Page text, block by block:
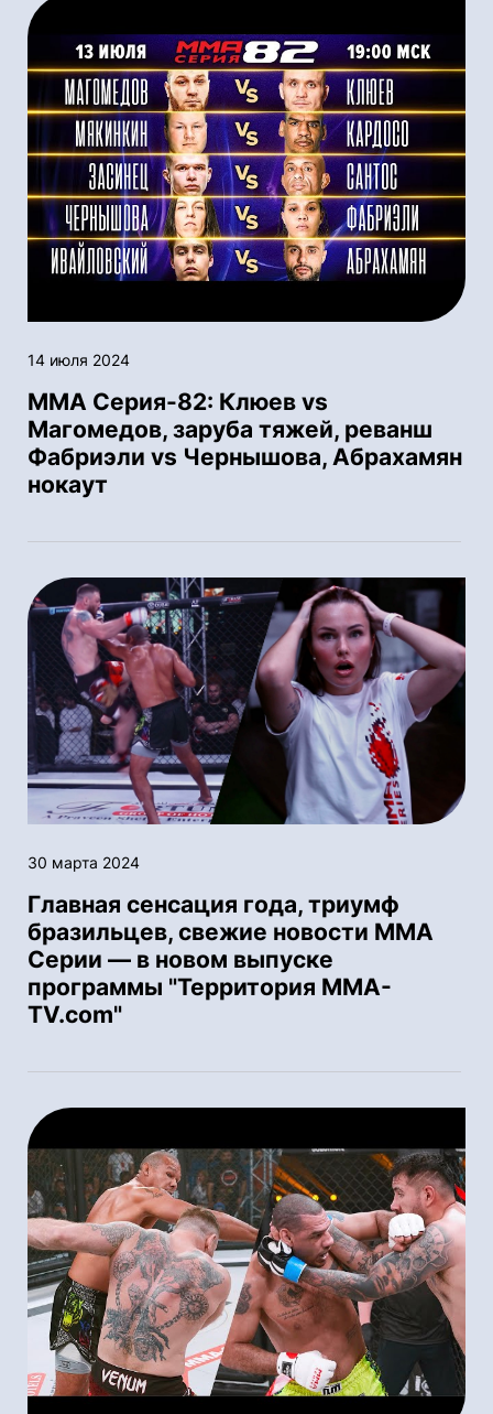
14 июля 2024
ММА Серия-82: Клюев vs
Магомедов, заруба тяжей, реванш
Фабриэли vs Чернышова, Абрахамян
нокаут
30 марта 2024
Главная сенсация года, триумф
бразильцев, свежие новости ММА
Серии — в новом выпуске
программы "Территория MMA-
TV.com"